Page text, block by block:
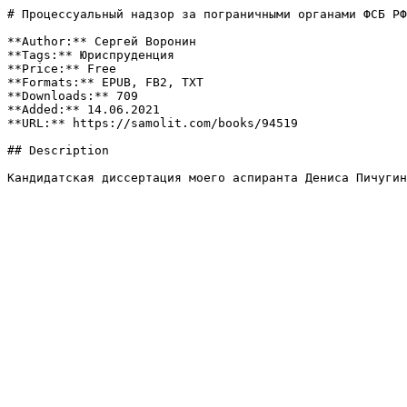
# Процессуальный надзор за пограничными органами ФСБ РФ
**Author:** Сергей Воронин
**Tags:** Юриспруденция
**Price:** Free
**Formats:** EPUB, FB2, TXT
**Downloads:** 709
**Added:** 14.06.2021
**URL:** https://samolit.com/books/94519
## Description
Кандидатская диссертация моего аспиранта Дениса